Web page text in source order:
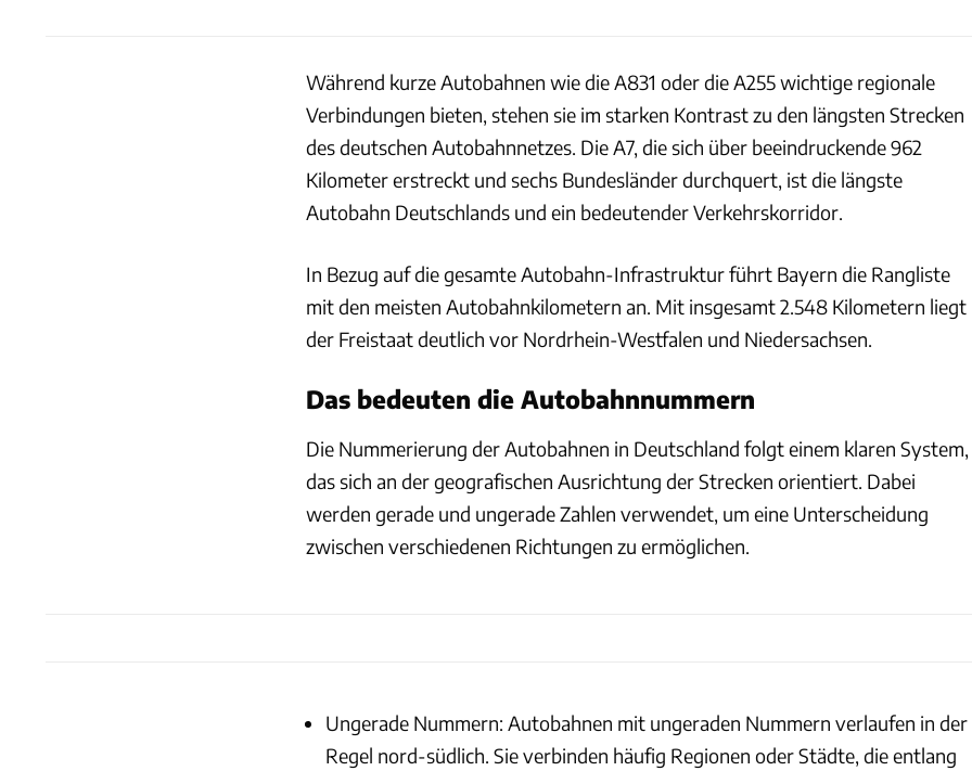
Während kurze Autobahnen wie die A831 oder die A255 wichtige regionale
Verbindungen bieten, stehen sie im starken Kontrast zu den längsten Strecken
des deutschen Autobahnnetzes. Die A7, die sich über beeindruckende 962
Kilometer erstreckt und sechs Bundesländer durchquert, ist die längste
Autobahn Deutschlands und ein bedeutender Verkehrskorridor.
In Bezug auf die gesamte Autobahn-Infrastruktur führt Bayern die Rangliste
mit den meisten Autobahnkilometern an. Mit insgesamt 2.548 Kilometern liegt
der Freistaat deutlich vor Nordrhein-Westfalen und Niedersachsen.
Das bedeuten die Autobahnnummern
Die Nummerierung der Autobahnen in Deutschland folgt einem klaren System,
das sich an der geografischen Ausrichtung der Strecken orientiert. Dabei
werden gerade und ungerade Zahlen verwendet, um eine Unterscheidung
zwischen verschiedenen Richtungen zu ermöglichen.
Ungerade Nummern: Autobahnen mit ungeraden Nummern verlaufen in der
Regel nord-südlich. Sie verbinden häufig Regionen oder Städte, die entlang